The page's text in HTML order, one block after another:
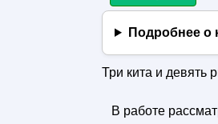
Подробнее о
Три кита и девять
В работе